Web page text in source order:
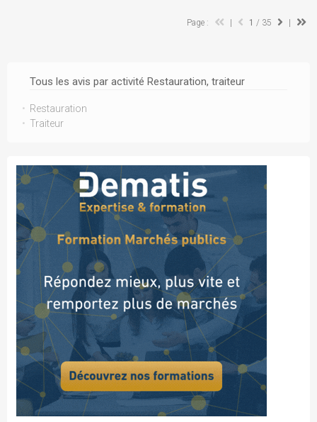
Tous les avis par activité Restauration, traiteur
Restauration
Traiteur
Page : 1 / 35